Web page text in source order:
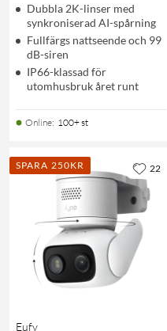
Dubbla 2K-linser med
synkroniserad AI-spårning
Fullfärgs nattseende och 99
dB-siren
IP66-klassad för
utomhusbruk året runt
Online: 100+ st
SPARA 250KR
Eufy
22